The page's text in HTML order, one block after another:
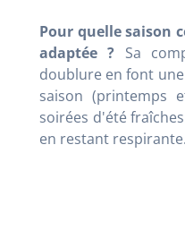
Pour quelle saison
adaptée ? Sa
doublure en font
saison (printemps
soirées d'été
en restant respirante.